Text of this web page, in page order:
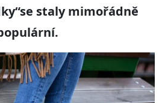
staly mimořádně